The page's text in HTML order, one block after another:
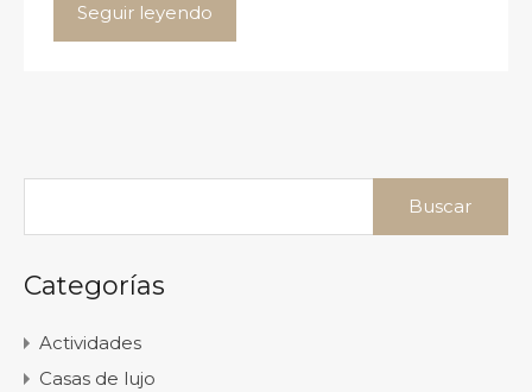
Seguir leyendo
Buscar:
Categorías
Actividades
Casas de lujo